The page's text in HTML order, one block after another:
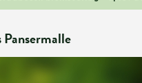
Pansermalle